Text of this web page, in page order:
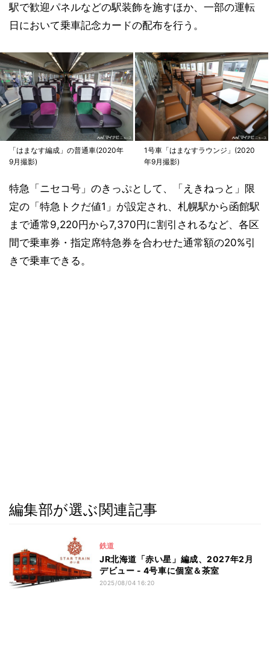
駅で歓迎パネルなどの駅装飾を施すほか、一部の運転
日において乗車記念カードの配布を行う。
「はまなす編成」の普通車(2020年
9月撮影)
1号車「はまなすラウンジ」(2020
年9月撮影)
特急「ニセコ号」のきっぷとして、「えきねっと」限
定の「特急トクだ値1」が設定され、札幌駅から函館駅
まで通常9,220円から7,370円に割引されるなど、各区
間で乗車券・指定席特急券を合わせた通常額の20%引
きで乗車できる。
編集部が選ぶ関連記事
鉄道
JR北海道「赤い星」編成、2027年2月
デビュー - 4号車に個室＆茶室
2025/08/04 16:20